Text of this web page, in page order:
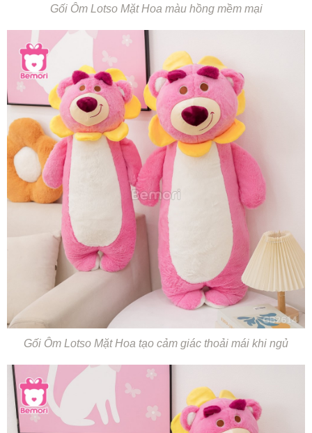
Gối Ôm Lotso Mặt Hoa màu hồng mềm mại
Gối Ôm Lotso Mặt Hoa tạo cảm giác thoải mái khi ngủ